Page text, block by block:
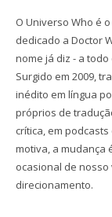
O Universo Who é
dedicado a Doctor
nome já diz - a
Surgido em 2009,
inédito em língua
próprios de
crítica, em
motiva, a mudança
ocasional de
direcionamento.